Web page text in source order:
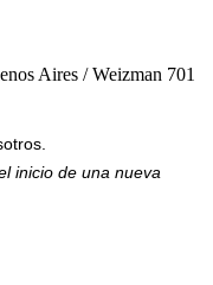
Aires / Weizman 701
inicio de una nueva